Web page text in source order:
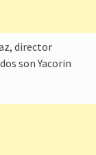
director
son Yacorin